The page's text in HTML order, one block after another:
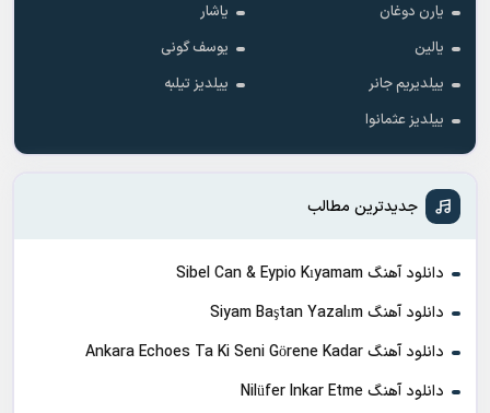
یارن دوغان
یاشار
یالین
یوسف گونی
ییلدیریم جانر
ییلدیز تیلبه
ییلدیز عثمانوا
جدیدترین مطالب
دانلود آهنگ Sibel Can & Eypio Kıyamam
دانلود آهنگ Siyam Baştan Yazalım
دانلود آهنگ Ankara Echoes Ta Ki Seni Görene Kadar
دانلود آهنگ Nilüfer Inkar Etme